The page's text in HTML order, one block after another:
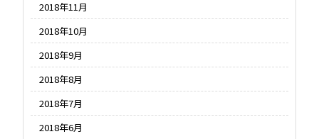
2018年11月
2018年10月
2018年9月
2018年8月
2018年7月
2018年6月